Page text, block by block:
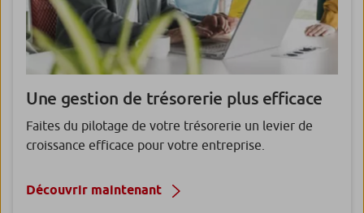
Une gestion de trésorerie plus efficace
Faites du pilotage de votre trésorerie un levier de
croissance efficace pour votre entreprise.
Découvrir maintenant